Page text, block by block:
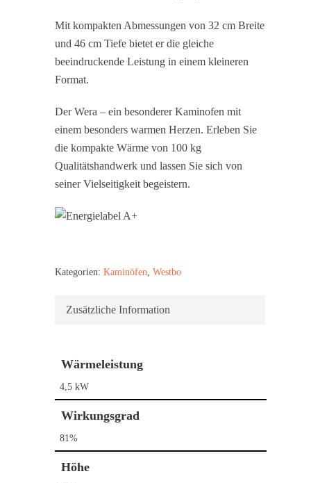
Mit kompakten Abmessungen von 32 cm Breite
und 46 cm Tiefe bietet er die gleiche
beeindruckende Leistung in einem kleineren
Format.
Der Wera – ein besonderer Kaminofen mit
einem besonders warmen Herzen. Erleben Sie
die kompakte Wärme von 100 kg
Qualitätshandwerk und lassen Sie sich von
seiner Vielseitigkeit begeistern.
Kategorien: Kaminöfen Westbo
Zusätzliche Information
Wärmeleistung
4,5 kW
Wirkungsgrad
81%
Höhe
Home
Aktionen